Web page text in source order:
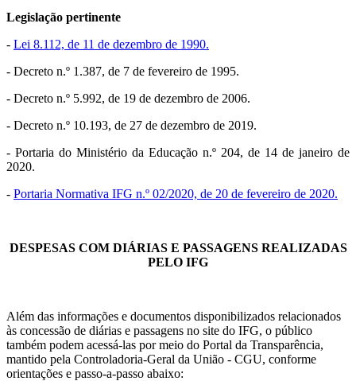
Legislação pertinente
- Lei 8.112, de 11 de dezembro de 1990.
- Decreto n.º 1.387, de 7 de fevereiro de 1995.
- Decreto n.º 5.992, de 19 de dezembro de 2006.
- Decreto n.º 10.193, de 27 de dezembro de 2019.
- Portaria do Ministério da Educação n.º 204, de 14 de janeiro de
2020.
- Portaria Normativa IFG n.º 02/2020, de 20 de fevereiro de 2020.
DESPESAS COM DIÁRIAS E PASSAGENS REALIZADAS
PELO IFG
Além das informações e documentos disponibilizados relacionados
às concessão de diárias e passagens no site do IFG, o público
também podem acessá-las por meio do Portal da Transparência,
mantido pela Controladoria-Geral da União - CGU, conforme
orientações e passo-a-passo abaixo: